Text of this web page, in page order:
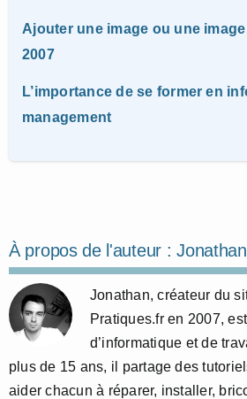
Ajouter une image ou une
2007
L’importance de se former en
management
À propos de l'auteur :Jonathan
Jonathan, créateur du
Pratiques.fr en 2007,
d’informatique et de
plus de 15 ans, il partage des
aider chacun à réparer, installer,